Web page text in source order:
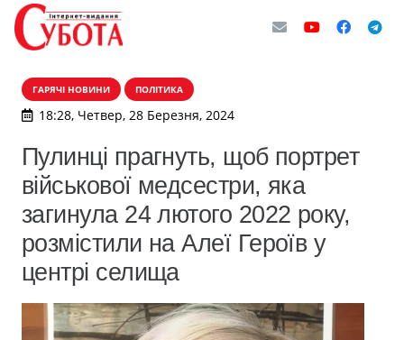
ГАРЯЧІ НОВИНИ ПОЛІТИКА
18:28, Четвер, 28 Березня, 2024
Пулинці прагнуть, щоб портрет
військової медсестри, яка
загинула 24 лютого 2022 року,
розмістили на Алеї Героїв у
центрі селища